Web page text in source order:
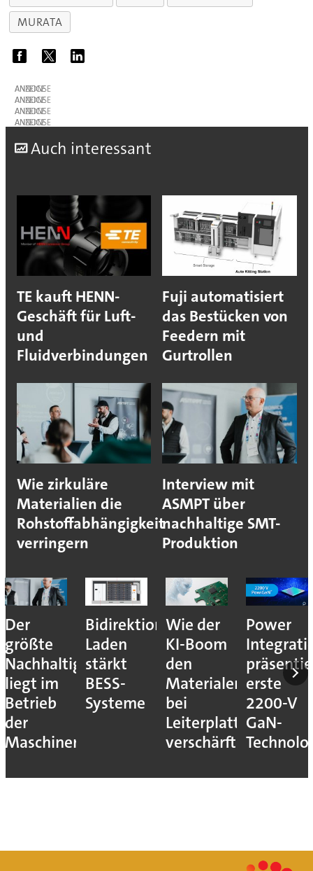
MURATA
ANZEIGE
ANZEIGE
ANZEIGE
ANZEIGE
Auch interessant
TE kauft HENN-
Geschäft für Luft-
und
Fluidverbindungen
Fuji automatisiert
das Bestücken von
Feedern mit
Gurtrollen
Wie zirkuläre
Materialien die
Rohstoffabhängigkeit
verringern
Interview mit
ASMPT über
nachhaltige SMT-
Produktion
Der
größte
Nachhaltigkeitshebel
liegt im
Betrieb
der
Maschinen
Bidirektionales
Laden
stärkt
BESS-
Systeme
Wie der
KI-Boom
den
Materialengpass
bei
Leiterplatten
verschärft
Power
erste
2200-V
GaN-